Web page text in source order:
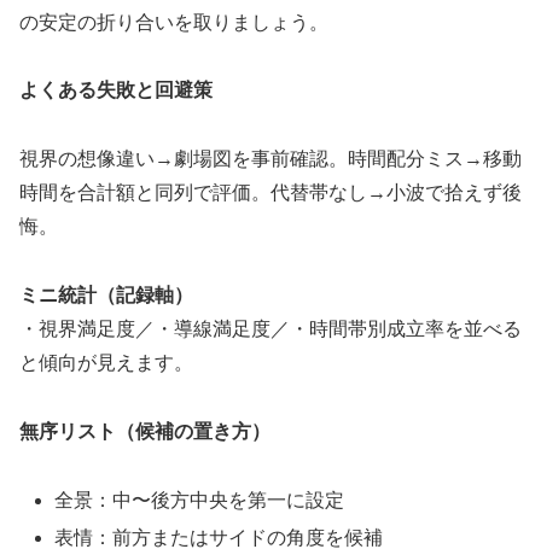
の安定の折り合いを取りましょう。
よくある失敗と回避策
視界の想像違い→劇場図を事前確認。時間配分ミス→移動
時間を合計額と同列で評価。代替帯なし→小波で拾えず後
悔。
ミニ統計（記録軸）
・視界満足度／・導線満足度／・時間帯別成立率を並べる
と傾向が見えます。
無序リスト（候補の置き方）
全景：中〜後方中央を第一に設定
表情：前方またはサイドの角度を候補